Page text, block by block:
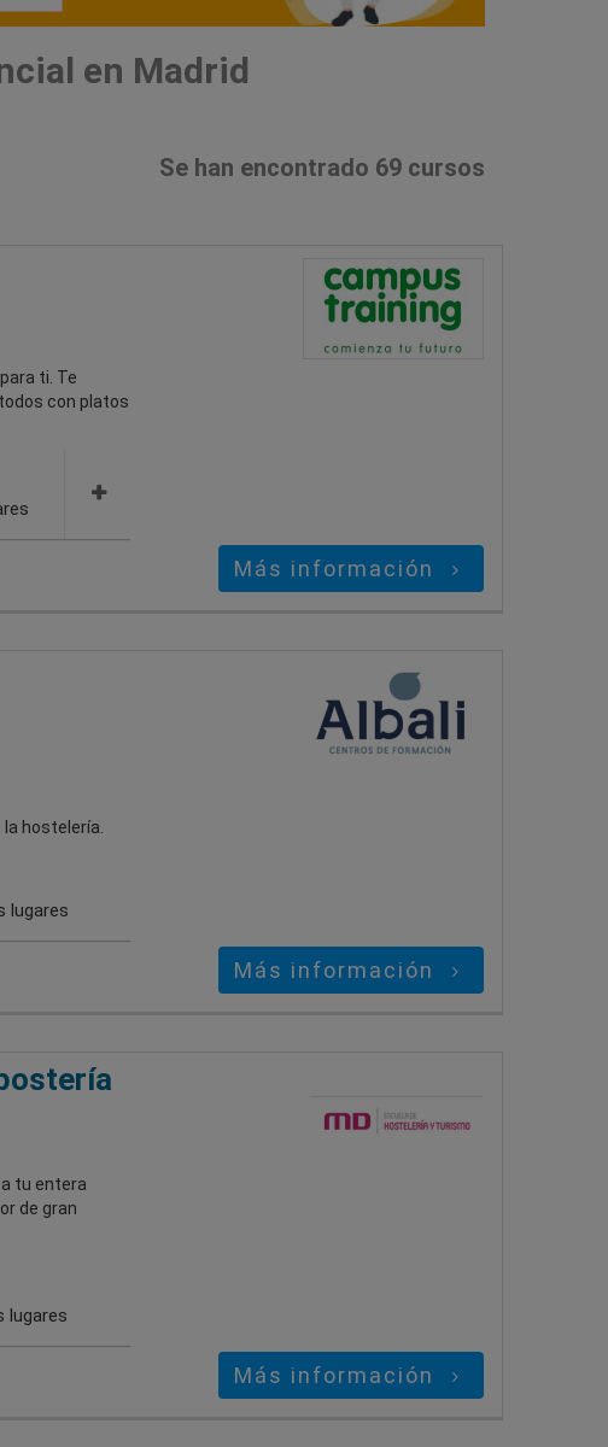
en Madrid
Se han encontrado 69 cursos
ti. Te
con platos
Más información
hostelería.
lugares
Más información
tu entera
de gran
lugares
Más información